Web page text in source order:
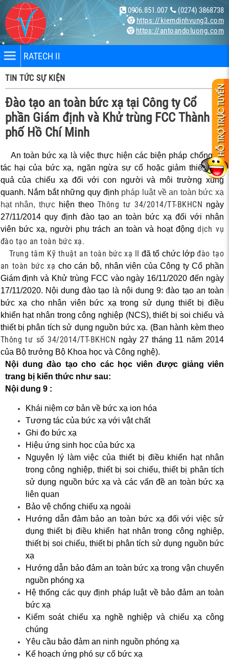
(0274) 3868738
0906.851.007
https://kiemdinhvung3.com
https://antoandoluong.com
X-
xạ,
RATECH II
TIN TỨC SỰ KIỆN
Đào tạo an toàn bức xạ tại Công ty Cổ
phần Giám định và Khử trùng FCC Thành
phố Hồ Chí Minh
An toàn bức xạ là việc thực hiện các biện pháp chống lại
tác hại của bức xạ, ngăn ngừa sự cố hoặc giảm thiếu hậu
quả của chiếu xạ đối với con người và môi trường xung
quanh. Nắm bắt những quy định pháp luật về an toàn bức xạ
hạt nhân, thực hiện theo Thông tư 34/2014/TT-BKHCN ngày
27/11/2014 quy định đào tạo an toàn bức xạ đối với nhân
viên bức xạ, người phụ trách an toàn và hoạt độngdịch vụ
đào tạo an toàn bức xạ.
Trung tâm Kỹ thuật an toàn bức xạ II đã tổ chức lớpđào tạo
an toàn bức xạ cho cán bộ, nhân viên của Công ty Cổ phần
Giám định và Khử trùng FCC vào ngày 16/11/2020 đến ngày
17/11/2020. Nội dung đào tạo là nội dung 9: đào tạo an toàn
bức xạ cho nhân viên bức xạ trong sử dụng thiết bị điều
khiển hạt nhân trong công nghiệp (NCS), thiết bị soi chiếu và
thiết bị phân tích sử dụng nguồn bức xạ. (Ban hành kèm theo
Thông tư số 34/2014/TT-BKHCN ngày 27 tháng 11 năm 2014
của Bộ trưởng Bộ Khoa học và Công nghệ).
Nội dung đào tạo cho các học viên được giảng viên
trang bị kiến thức như sau:
Nội dung 9 :
Khái niệm cơ bản về bức xạ ion hóa
Tương tác của bức xạ với vật chất
Ghi đo bức xạ
Hiệu ứng sinh học của bức xạ
Nguyên lý làm việc của thiết bị điều khiển hạt nhân
trong công nghiệp, thiết bị soi chiếu, thiết bị phân tích
sử dụng nguồn bức xạ và các vấn đề an toàn bức xạ
liên quan
Bảo vệ chống chiếu xạ ngoài
Hướng dẫn đảm bảo an toàn bức xạ đối với việc sử
dụng thiết bị điều khiển hạt nhân trong công nghiệp,
thiết bị soi chiếu, thiết bị phân tích sử dụng nguồn bức
xạ
Hướng dẫn bảo đảm an toàn bức xạ trong vận chuyển
nguồn phóng xạ
Hệ thống các quy định pháp luật về bảo đảm an toàn
bức xạ
Kiểm soát chiếu xạ nghề nghiệp và chiếu xạ công
chúng
Yêu cầu bảo đảm an ninh nguồn phóng xạ
Kế hoạch ứng phó sự cố bức xạ